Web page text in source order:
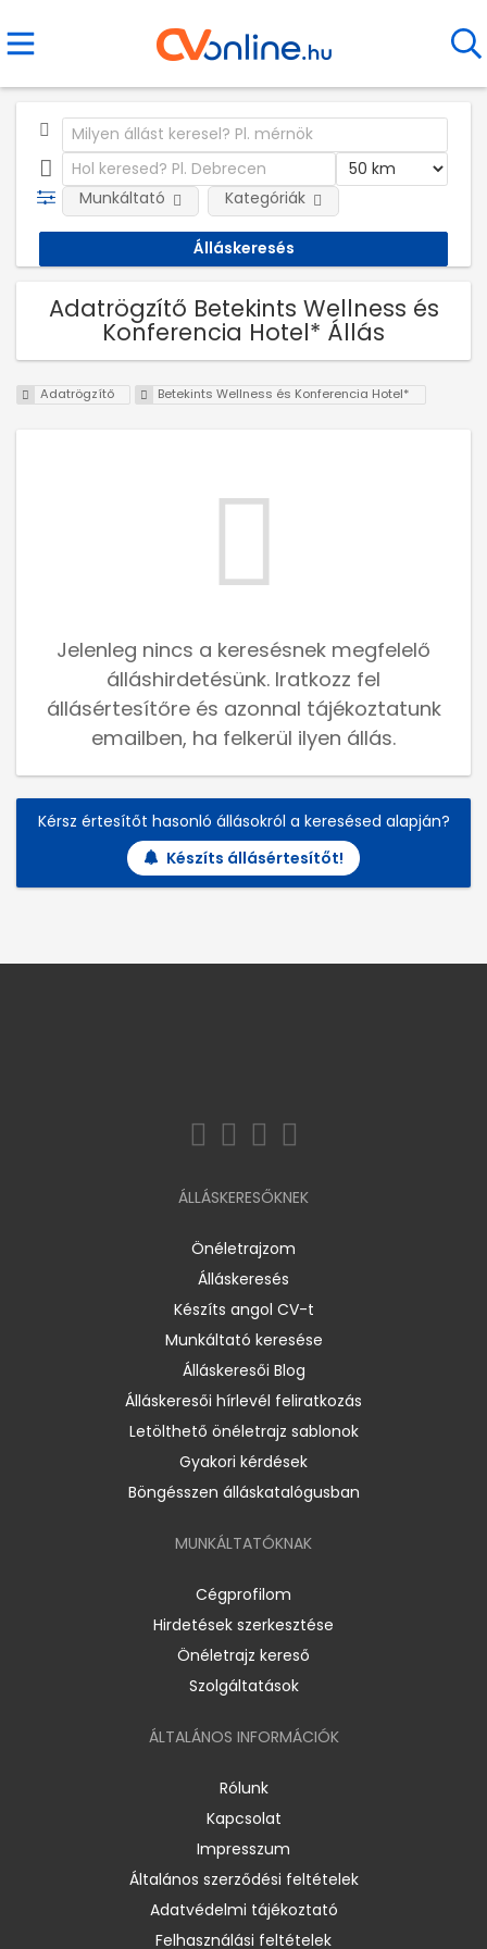
Munkáltató Kategóriák
Adatrögzítő Betekints Wellness és
Konferencia Hotel* Állás
Adatrögzítő Betekints Wellness és Konferencia Hotel*
Jelenleg nincs a keresésnek megfelelő
álláshirdetésünk. Iratkozz fel
állásértesítőre és azonnal tájékoztatunk
emailben, ha felkerül ilyen állás.
Kérsz értesítőt hasonló állásokról a keresésed alapján?
Készíts állásértesítőt!
ÁLLÁSKERESŐKNEK
Önéletrajzom
Álláskeresés
Készíts angol CV-t
Munkáltató keresése
Álláskeresői Blog
Álláskeresői hírlevél feliratkozás
Letölthető önéletrajz sablonok
Gyakori kérdések
Böngésszen álláskatalógusban
MUNKÁLTATÓKNAK
Cégprofilom
Hirdetések szerkesztése
Önéletrajz kereső
Szolgáltatások
ÁLTALÁNOS INFORMÁCIÓK
Rólunk
Kapcsolat
Impresszum
Általános szerződési feltételek
Adatvédelmi tájékoztató
Felhasználási feltételek